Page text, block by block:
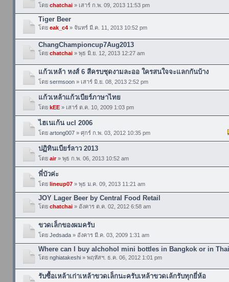
โดย chatchai» เสาร์ ก.พ. 09, 2013 11:53 pm
Tiger Beer
โดย eak_c4» จันทร์ มี.ค. 11, 2013 10:52 pm
ChangChampioncup7Aug2013
โดย chatchai» พุธ มิ.ย. 12, 2013 12:27 am
แก้วเหล้า หงส์ 6 สีครบชุดงามละออ ใครสนใจจะแลกกันบ้าง
โดย sermsoon» เสาร์ มิ.ย. 08, 2013 2:52 pm
แก้วเหล้าแก้วเบียร์ภาษาไทย
โดย kEE» เสาร์ ต.ค. 10, 2009 1:03 pm
ไฮเนเก้น ucl 2006
โดย artong007» ศุกร์ ก.พ. 03, 2012 10:35 pm
ปฏิทินเบียร์ลาว 2013
โดย air» พุธ ก.พ. 06, 2013 10:52 am
พี่บัวค่ะ
โดย lineup07» พุธ ม.ค. 09, 2013 11:21 am
JOY Lager Beer by Central Food Retail
โดย chatchai» อังคาร ต.ค. 02, 2012 6:58 am
ขวดเล็กของผมครับ
โดย Jedsada» อังคาร มี.ค. 03, 2009 1:31 am
Where can I buy alchohol mini bottles in Bangkok or in
โดย nghiatakeshi» พฤหัสฯ. ธ.ค. 06, 2012 1:01 pm
รับซื้อเหล้าเก่าเหล้าขวดเล็กนะครับเหล้าขวดเล้กรับทุกยี่ห้อ